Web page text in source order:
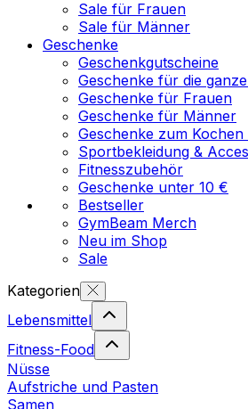
Sale für Frauen
Sale für Männer
Geschenke
Geschenkgutscheine
Geschenke für die
Geschenke für Frauen
Geschenke für Männer
Geschenke zum
Sportbekleidung &
Fitnesszubehör
Geschenke unter 10 €
Bestseller
GymBeam Merch
Neu im Shop
Sale
Kategorien
Lebensmittel
Fitness-Food
Nüsse
Aufstriche und Pasten
Samen